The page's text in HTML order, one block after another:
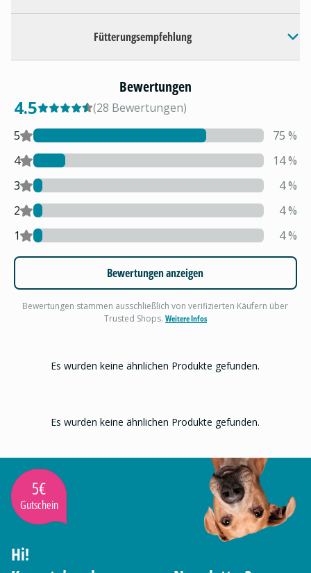
Fütterungsempfehlung
Bewertungen
4.5 (28 Bewertungen)
5
75 %
4
14%
3
4%
2
4%
1
4%
Bewertungen anzeigen
Bewertungen stammen ausschließlich von verifizierten Käufern über
Trusted Shops. Weitere Infos
Es wurden keine ähnlichen Produkte gefunden.
Es wurden keine ähnlichen Produkte gefunden.
5€
Gutschein
Hi!